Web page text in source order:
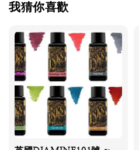
我猜你喜歡